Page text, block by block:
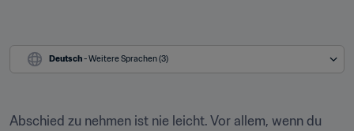
Deutsch - Weitere Sprachen (3)
Abschied zu nehmen ist nie leicht. Vor allem, wenn du